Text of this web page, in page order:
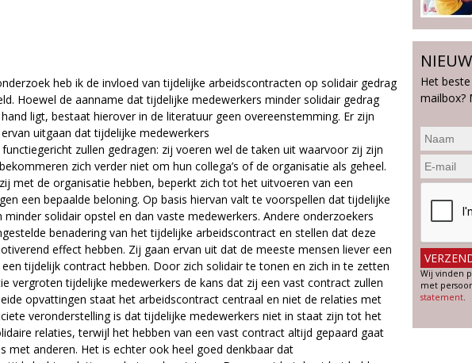
heb ik de invloed van tijdelijke arbeidscontracten op solidair gedrag
Hoewel de aanname dat tijdelijke medewerkers minder solidair gedrag
ligt, bestaat hierover in de literatuur geen overeenstemming. Er zijn
uitgaan dat tijdelijke medewerkers
zullen gedragen: zij voeren wel de taken uit waarvoor zij zijn
zich verder niet om hun collega’s of de organisatie als geheel.
zij met de organisatie hebben, beperkt zich tot het uitvoeren van een
een bepaalde beloning. Op basis hiervan valt te voorspellen dat tijdelijke
minder solidair opstel en dan vaste medewerkers. Andere onderzoekers
benadering van het tijdelijke arbeidscontract en stellen dat deze
effect hebben. Zij gaan ervan uit dat de meeste mensen liever een
tijdelijk contract hebben. Door zich solidair te tonen en zich in te zetten
vergroten tijdelijke medewerkers de kans dat zij een vast contract zullen
opvattingen staat het arbeidscontract centraal en niet de relaties met
veronderstelling is dat tijdelijke medewerkers niet in staat zijn tot het
relaties, terwijl het hebben van een vast contract altijd gepaard gaat
met anderen. Het is echter ook heel goed denkbaar dat
Het
mailbox?
Wij vinden
met
statement.